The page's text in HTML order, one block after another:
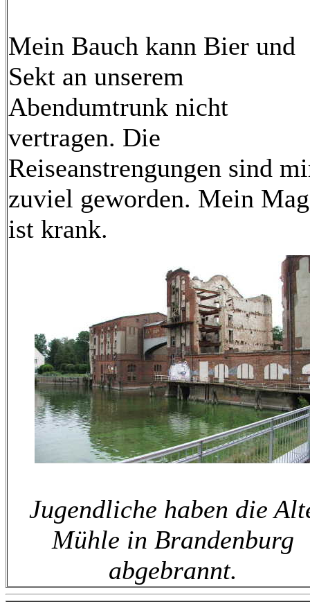
Mein Bauch kann Bier und
Sekt an unserem
Abendumtrunk nicht
vertragen. Die
Reiseanstrengungen sind
zuviel geworden. Mein
ist krank.
Jugendliche haben die
Mühle in Brandenburg
abgebrannt.